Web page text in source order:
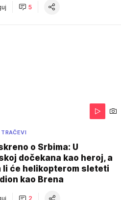
5
o Srbima: U
dočekana kao heroj, a
li će helikopterom sleteti
kao Brena
2